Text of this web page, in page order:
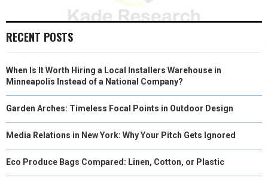
RECENT POSTS
When Is It Worth Hiring a Local Installers Warehouse in
Minneapolis Instead of a National Company?
Garden Arches: Timeless Focal Points in Outdoor Design
Media Relations in New York: Why Your Pitch Gets Ignored
Eco Produce Bags Compared: Linen, Cotton, or Plastic